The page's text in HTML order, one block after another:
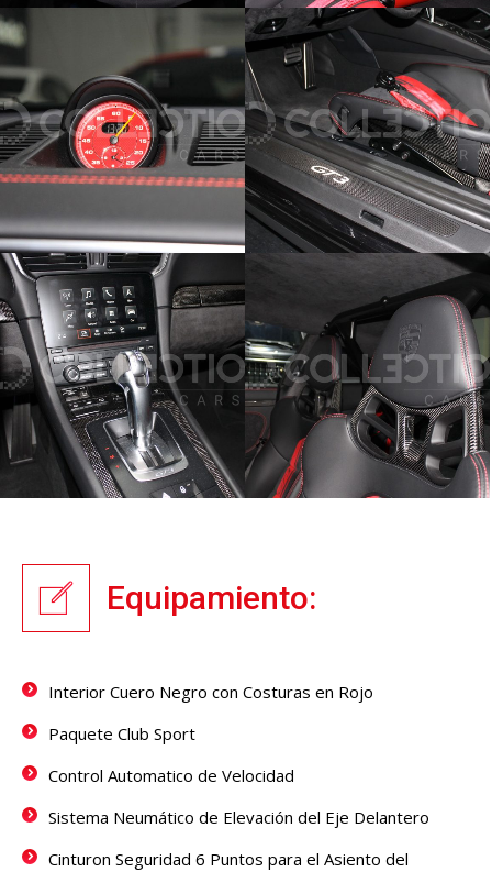
Equipamiento:
Interior Cuero Negro con Costuras en Rojo
Paquete Club Sport
Control Automatico de Velocidad
Sistema Neumático de Elevación del Eje Delantero
Cinturon Seguridad 6 Puntos para el Asiento del